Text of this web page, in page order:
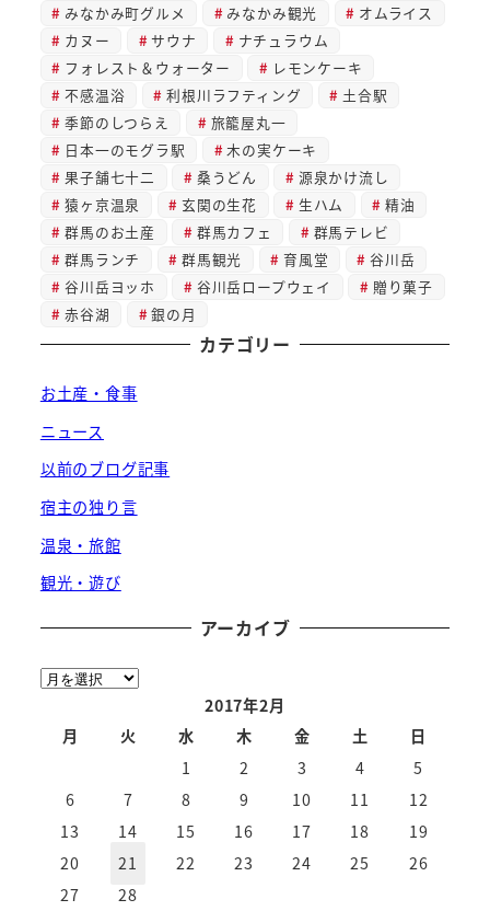
みなかみ町グルメ
みなかみ観光
オムライス
カヌー
サウナ
ナチュラウム
フォレスト＆ウォーター
レモンケーキ
不感温浴
利根川ラフティング
土合駅
季節のしつらえ
旅籠屋丸一
日本一のモグラ駅
木の実ケーキ
果子舗七十二
桑うどん
源泉かけ流し
猿ヶ京温泉
玄関の生花 生ハム
精油
群馬のお土産
群馬カフェ
群馬テレビ
群馬ランチ
群馬観光 育風堂
谷川岳
谷川岳ヨッホ
谷川岳ロープウェイ
贈り菓子
赤谷湖
銀の月
カテゴリー
お土産・食事
ニュース
以前のブログ記事
宿主の独り言
温泉・旅館
観光・遊び
アーカイブ
ア
2017年2月
月
火 水 木 金 土
日
1
2 3 4
5
6
7 8 9 10 11
12
13
14 15 16 17 18
19
20
21 22 23 24 25
26
27
28